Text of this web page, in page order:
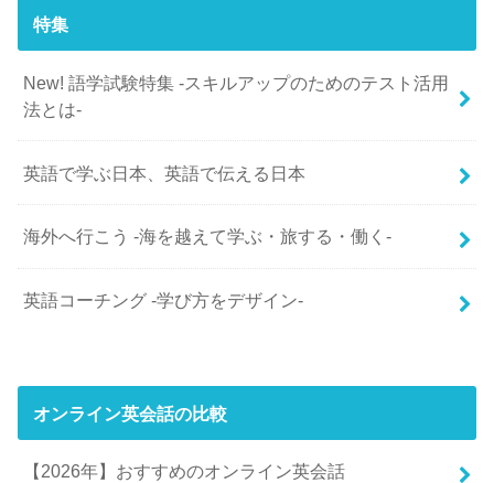
特集
New! 語学試験特集 -スキルアップのためのテスト活用
法とは-
英語で学ぶ日本、英語で伝える日本
海外へ行こう -海を越えて学ぶ・旅する・働く-
英語コーチング -学び方をデザイン-
オンライン英会話の比較
【2026年】おすすめのオンライン英会話